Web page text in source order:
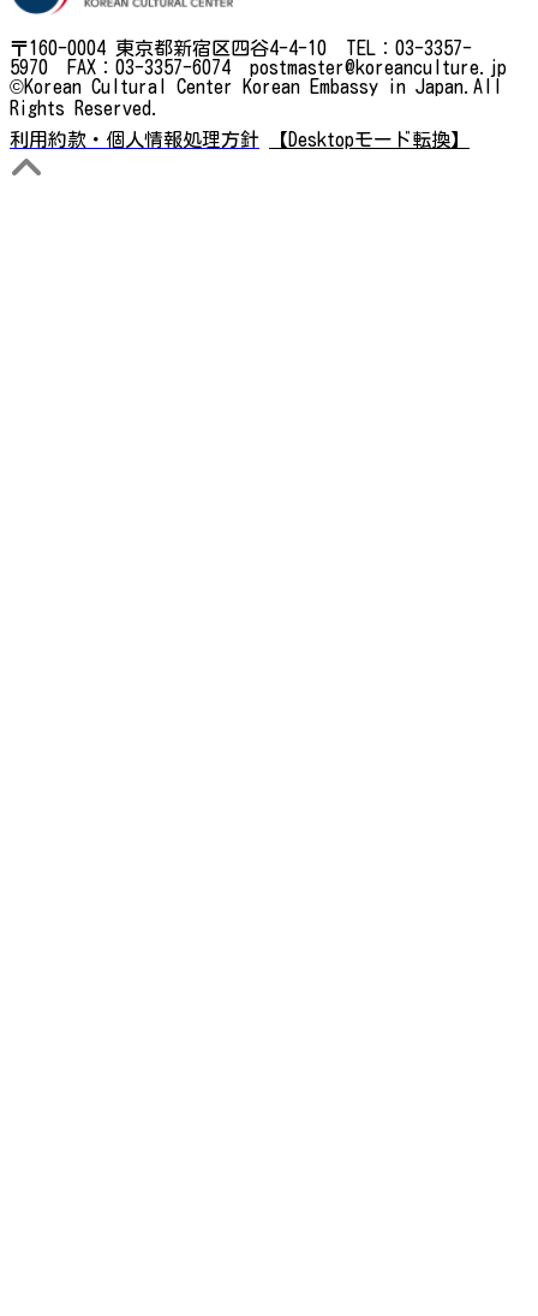
〒160-0004 東京都新宿区四谷4-4-10 TEL：03-3357-
5970 FAX：03-3357-6074 postmaster@koreanculture.jp
©Korean Cultural Center Korean Embassy in Japan.All
Rights Reserved.
利用約款・個人情報処理方針
【Desktopモード転換】